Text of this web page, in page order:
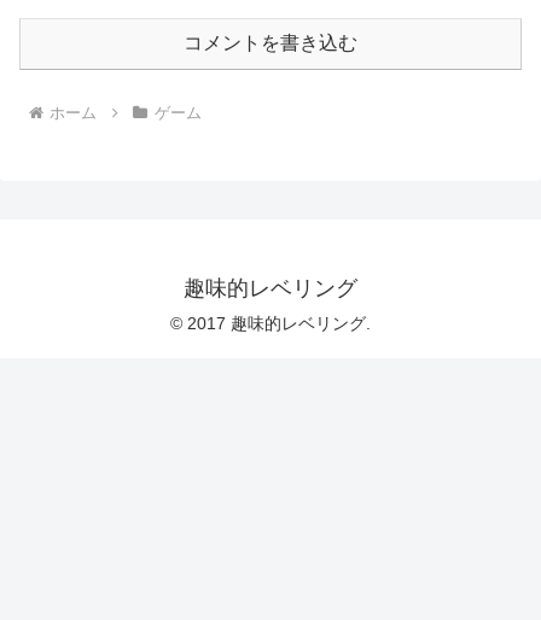
コメントを書き込む
ホーム ゲーム
趣味的レベリング
© 2017 趣味的レベリング.